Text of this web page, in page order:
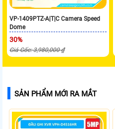
VP-1409PTZ-A|T|C Camera Speed
Dome
30%
Giá Gốc: 3,980,000 ₫
SẢN PHẨM MỚI RA MẮT